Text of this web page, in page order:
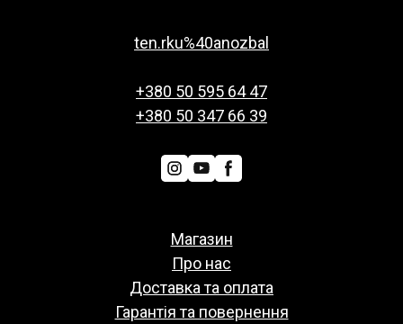
ten.rku%40anozbal
+380 50 595 64 47
+380 50 347 66 39
Магазин
Про нас
Доставка та оплата
Гарантія та повернення